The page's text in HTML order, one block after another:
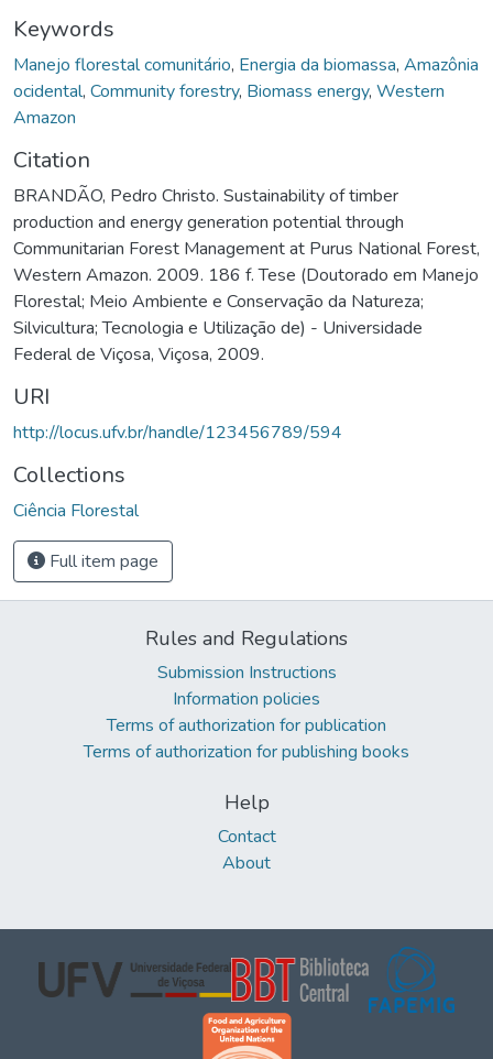
Keywords
Manejo florestal comunitário, Energia da biomassa, Amazônia
ocidental, Community forestry, Biomass energy, Western
Amazon
Citation
BRANDÃO, Pedro Christo. Sustainability of timber
production and energy generation potential through
Communitarian Forest Management at Purus National Forest,
Western Amazon. 2009. 186 f. Tese (Doutorado em Manejo
Florestal; Meio Ambiente e Conservação da Natureza;
Silvicultura; Tecnologia e Utilização de) - Universidade
Federal de Viçosa, Viçosa, 2009.
URI
http://locus.ufv.br/handle/123456789/594
Collections
Ciência Florestal
Full item page
Rules and Regulations
Submission Instructions
Information policies
Terms of authorization for publication
Terms of authorization for publishing books
Help
Contact
About